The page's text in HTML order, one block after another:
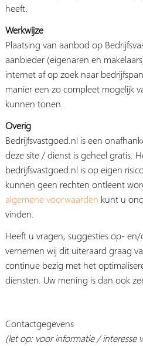
heeft.
Werkwijze
Plaatsing van aanbod op
aanbieder (eigenaren en
internet af op zoek naar
manier een zo compleet mogelijk
kunnen tonen.
Overig
Bedrijfsvastgoed.nl is een
deze site / dienst is geheel gratis.
bedrijfsvastgoed.nl is op eigen
kunnen geen rechten ontleent
algemene voorwaarden kunt u
vinden.
Heeft u vragen, suggesties op-
vernemen wij dit uiteraard graag
continue bezig met het
diensten. Uw mening is dan ook
Contactgegevens
(let op: voor informatie /